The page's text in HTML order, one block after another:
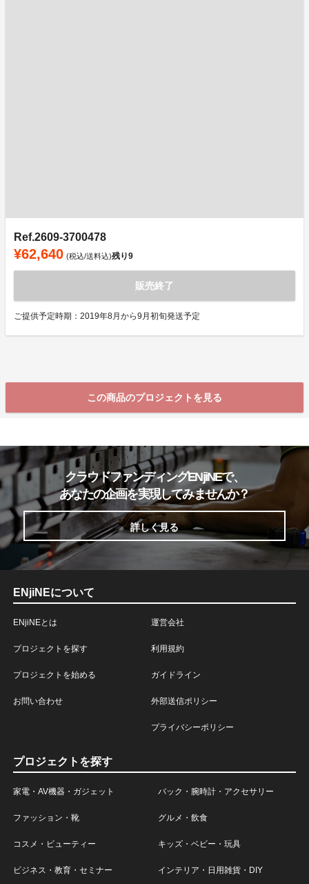
Ref.2609-3700478
¥62,640 (税込/送料込)残り9
販売終了
ご提供予定時期：2019年8月から9月初旬発送予定
この商品のプロジェクトを見る
クラウドファンディングENjiNEで、
あなたの企画を実現してみませんか？
詳しく見る
ENjiNEについて
ENjiNEとは
プロジェクトを探す
プロジェクトを始める
お問い合わせ
運営会社
利用規約
ガイドライン
外部送信ポリシー
プライバシーポリシー
プロジェクトを探す
家電・AV機器・ガジェット バック・腕時計・アクセサリー
ファッション・靴 グルメ・飲食
コスメ・ビューティー キッズ・ベビー・玩具
ビジネス・教育・セミナー インテリア・日用雑貨・DIY